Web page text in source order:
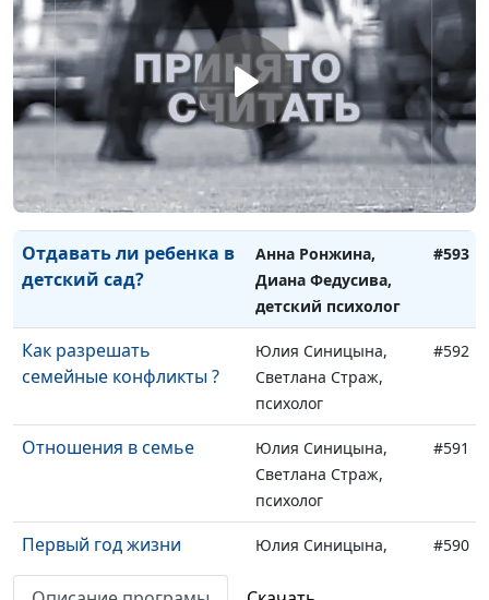
детский психолог
Возрастные
особенности
дошкольников
Анна Ронжина,
Диана Федусива,
детский психолог
#595
Адаптация ребёнка к
детскому саду
Анна Ронжина,
Диана Федусива,
детский психолог
#594
Отдавать ли ребенка в
детский сад?
Анна Ронжина,
Диана Федусива,
детский психолог
#593
Как разрешать
семейные конфликты ?
Юлия Синицына,
Светлана Страж,
психолог
#592
Отношения в семье
Юлия Синицына,
Светлана Страж,
психолог
#591
Первый год жизни
ребенка
Юлия Синицына,
#590